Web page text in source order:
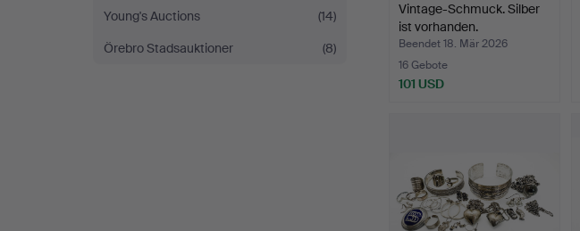
Young's Auctions
(14)
Örebro Stadsauktioner
(8)
Vintage-Schmuck. Silber
ist vorhanden.
Beendet 18. Mär 2026
16 Gebote
101 USD